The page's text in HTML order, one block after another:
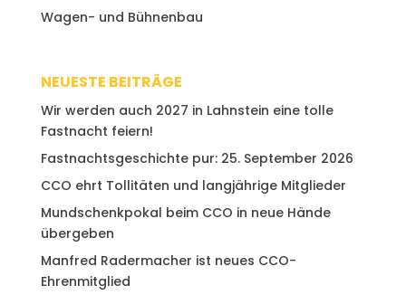
Wagen- und Bühnenbau
NEUESTE BEITRÄGE
Wir werden auch 2027 in Lahnstein eine tolle
Fastnacht feiern!
Fastnachtsgeschichte pur: 25. September 2026
CCO ehrt Tollitäten und langjährige Mitglieder
Mundschenkpokal beim CCO in neue Hände
übergeben
Manfred Radermacher ist neues CCO-
Ehrenmitglied